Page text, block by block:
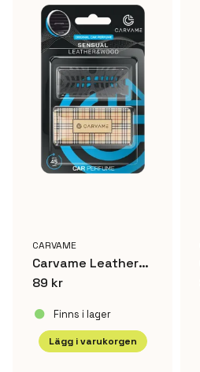
CARVAME
Carvame Leather&Wood Solid
89 kr
Finns i lager
Lägg i varukorgen